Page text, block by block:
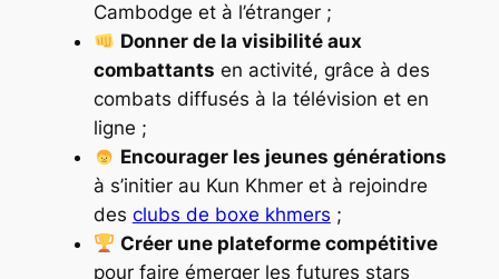
Cambodge et à l’étranger ;
Donner de la visibilité aux
combattants en activité, grâce à des
combats diffusés à la télévision et en
ligne ;
Encourager les jeunes générations
à s’initier au Kun Khmer et à rejoindre
des clubs de boxe khmers ;
Créer une plateforme compétitive
pour faire émerger les futures stars